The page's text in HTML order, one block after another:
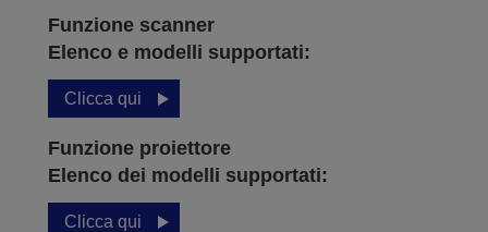
Funzione scanner
Elenco e modelli supportati:
Clicca qui
Funzione proiettore
Elenco dei modelli supportati:
Clicca qui